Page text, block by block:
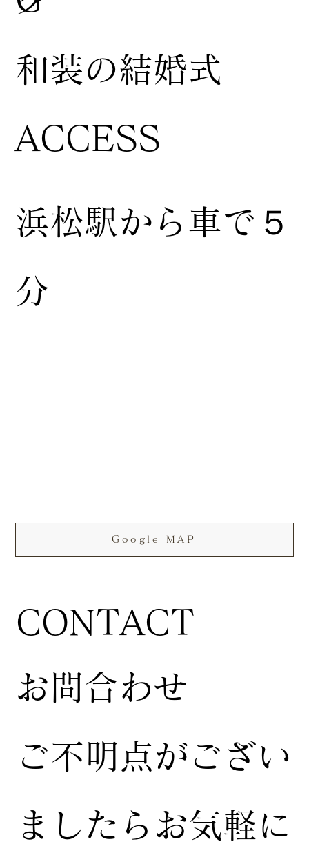
​和装の結婚式
お問合わせ
ご不明点がござい
ましたらお気軽に
浜松駅から車で５
分
ACCESS
Google MAP
CONTACT